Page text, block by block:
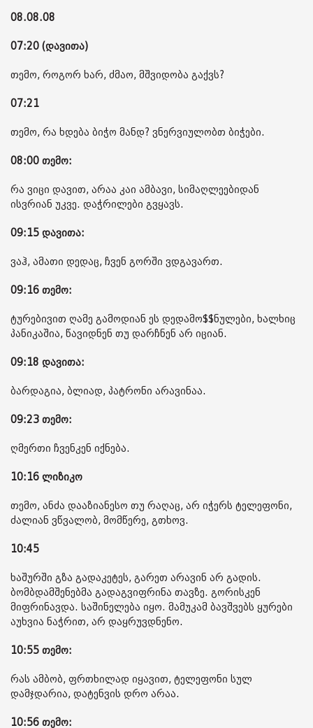
08.08.08
07:20 (დავითა)
თემო, როგორ ხარ, ძმაო, მშვიდობა გაქვს?
07:21
თემო, რა ხდება ბიჭო მანდ? ვნერვიულობთ ბიჭები.
08:00 თემო:
რა ვიცი დავით, არაა კაი ამბავი, სიმაღლეებიდან
ისვრიან უკვე. დაჭრილები გვყავს.
09:15 დავითა:
ვაჰ, ამათი დედაც, ჩვენ გორში ვდგავართ.
09:16 თემო:
ტურებივით ღამე გამოდიან ეს დედამო$$ნულები, ხალხიც
პანიკაშია, წავიდნენ თუ დარჩნენ არ იციან.
09:18 დავითა:
ბარდაგია, ბლიად, პატრონი არავინაა.
09:23 თემო:
ღმერთი ჩვენკენ იქნება.
10:16 ლიზიკო
თემო, ანძა დააზიანესო თუ რაღაც, არ იჭერს ტელეფონი,
ძალიან ვწვალობ, მომწერე, გთხოვ.
10:45
ხაშურში გზა გადაკეტეს, გარეთ არავინ არ გადის.
ბომბდამშენებმა გადაგვიფრინა თავზე. გორისკენ
მიფრინავდა. საშინელება იყო. მამუკამ ბავშვებს ყურები
აუხვია ნაჭრით, არ დაყრუვდნენო.
10:55 თემო:
რას ამბობ, ფრთხილად იყავით, ტელეფონი სულ
დამჯდარია, დატენვის დრო არაა.
10:56 თემო: